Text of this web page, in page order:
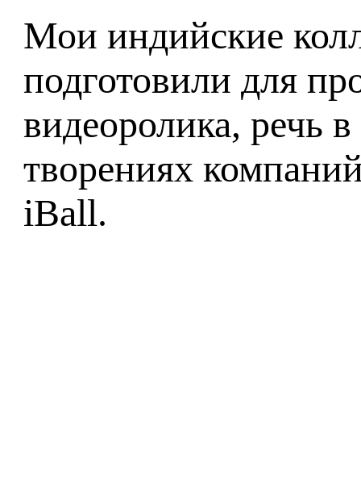
Мои индийские
подготовили для
видеоролика, речь
творениях
iBall.